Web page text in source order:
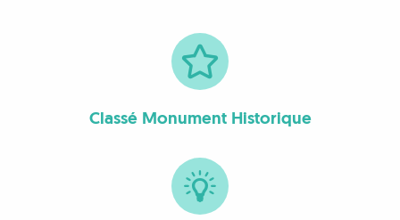
Classé Monument Historique